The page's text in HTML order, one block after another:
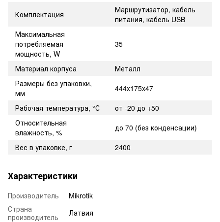
Комплектация
Маршрутизатор, кабель
питания, кабель USB
Максимальная
потребляемая
мощность, W
35
Материал корпуса
Металл
Размеры без упаковки,
мм
444x175x47
Рабочая температура, °С
от -20 до +50
Относительная
влажность, %
до 70 (без конденсации)
Вес в упаковке, г 2400
Характеристики
Производитель
Mikrotik
Страна
производитель
Латвия